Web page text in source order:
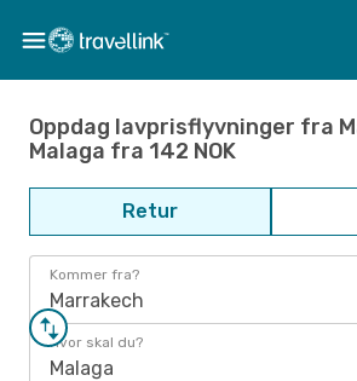
Oppdag lavprisflyvninger fra
Malaga fra 142 NOK
Retur
Kommer fra?
Marrakech
Hvor skal du?
Malaga